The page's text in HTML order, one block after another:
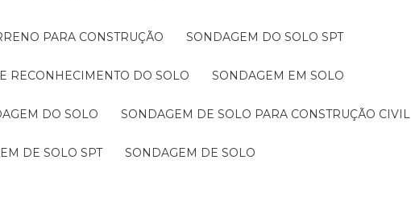
PARA CONSTRUÇÃO SONDAGEM DO SOLO SPT
RECONHECIMENTO DO SOLO SONDAGEM EM SOLO
DO SOLO SONDAGEM DE SOLO PARA CONSTRUÇÃO CIVIL
DE SOLO SPT SONDAGEM DE SOLO